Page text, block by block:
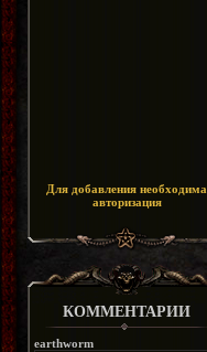
Для добавления необходима
авторизация
КОММЕНТАРИИ
earthworm